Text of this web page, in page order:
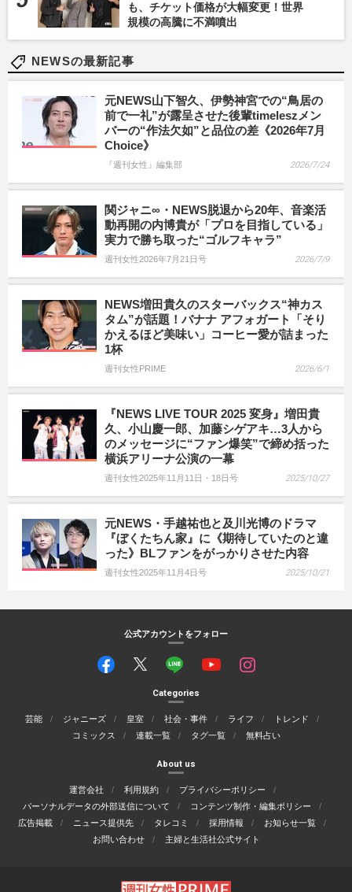
も、チケット価格が大幅変更！世界
規模の高騰に不満噴出
NEWSの最新記事
元NEWS山下智久、伊勢神宮での“鳥居の
前で一礼”が露呈させた後輩timeleszメン
バーの“作法欠如”と品位の差《2026年7月
Choice》
『週刊女性』編集部 2026/7/24
関ジャニ∞・NEWS脱退から20年、音楽活
動再開の内博貴が「プロを目指している」
実力で勝ち取った“ゴルフキャラ”
週刊女性2026年7月21日号 2026/7/9
NEWS増田貴久のスターバックス“神カス
タム”が話題！バナナ アフォガート「そり
かえるほど美味い」コーヒー愛が詰まった
1杯
週刊女性PRIME 2026/6/1
『NEWS LIVE TOUR 2025 変身』増田貴
久、小山慶一郎、加藤シゲアキ…3人から
のメッセージに“ファン爆笑”で締め括った
横浜アリーナ公演の一幕
週刊女性2025年11月11日・18日号 2025/10/27
元NEWS・手越祐也と及川光博のドラマ
『ぼくたちん家』に《期待していたのと違
った》BLファンをがっかりさせた内容
週刊女性2025年11月4日号 2025/10/21
公式アカウントをフォロー
Categories
芸能 ジャニーズ 皇室 社会・事件 ライフ
トレンド
コミックス
連載一覧 タグ一覧 無料占い
About us
運営会社 利用規約
プライバシーポリシー
パーソナルデータの外部送信について
コンテンツ制作・編集ポリシー
広告掲載
ニュース提供先 タレコミ 採用情報
お知らせ一覧
お問い合わせ
主婦と生活社公式サイト